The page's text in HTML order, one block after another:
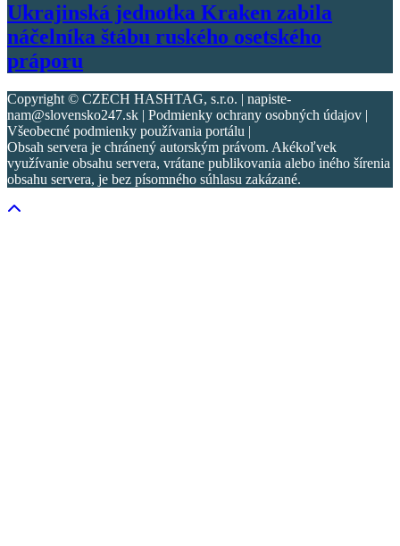
Ukrajinská jednotka Kraken zabila
náčelníka štábu ruského osetského
práporu
Copyright © CZECH HASHTAG, s.r.o. | napiste-
nam@slovensko247.sk | Podmienky ochrany osobných údajov |
Všeobecné podmienky používania portálu |
Obsah servera je chránený autorským právom. Akékoľvek
využívanie obsahu servera, vrátane publikovania alebo iného šírenia
obsahu servera, je bez písomného súhlasu zakázané.